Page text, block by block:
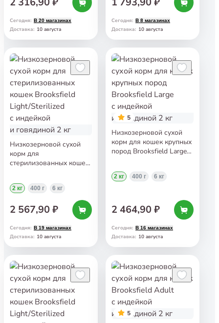
Сегодня: В 20 магазинах
Доставка: 10 августа
Сегодня: В 8 магазинах
Доставка: 10 августа
Низкозерновой сухой
корм для
стерилизованных кошек
Light/Sterilized
с индейкой и говядиной
2 кг 400 г 6 кг
2 567,90 ₽
Сегодня: В 19 магазинах
Доставка: 10 августа
5
Низкозерновой сухой
корм для кошек крупных
пород Brooksfield Large
2 кг
2 кг 400 г 6 кг
2 464,90 ₽
Сегодня: В 16 магазинах
Доставка: 10 августа
5